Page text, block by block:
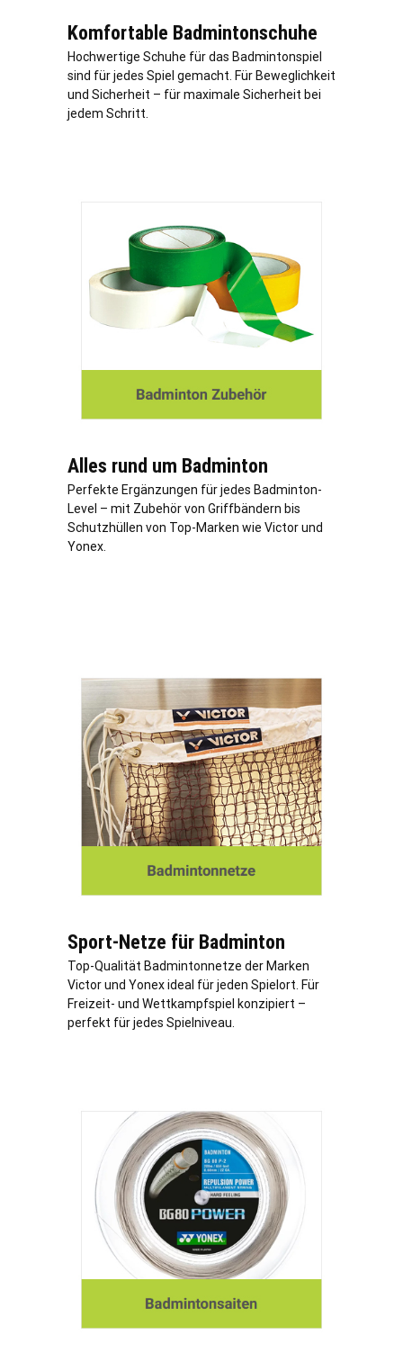
Komfortable Badmintonschuhe
Hochwertige Schuhe für das Badmintonspiel
sind für jedes Spiel gemacht. Für Beweglichkeit
und Sicherheit – für maximale Sicherheit bei
jedem Schritt.
Alles rund um Badminton
Perfekte Ergänzungen für jedes Badminton-
Level – mit Zubehör von Griffbändern bis
Schutzhüllen von Top-Marken wie Victor und
Yonex.
Sport-Netze für Badminton
Top-Qualität Badmintonnetze der Marken
Victor und Yonex ideal für jeden Spielort. Für
Freizeit- und Wettkampfspiel konzipiert –
perfekt für jedes Spielniveau.